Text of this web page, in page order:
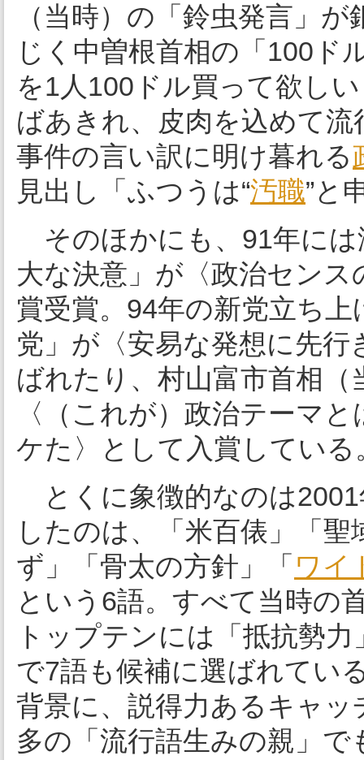
（当時）の「鈴虫発言」
じく中曽根首相の「100ド
を1人100ドル買って欲し
ばあきれ、皮肉を込めて
事件の言い訳に明け暮れる
見出し「ふつうは“汚職”と
そのほかにも、91年には
大な決意」が〈政治セン
賞受賞。94年の新党立ち
党」が〈安易な発想に先
ばれたり、村山富市首相
〈（これが）政治テーマ
ケた〉として入賞している
とくに象徴的なのは
したのは、「米百俵」「
ず」「骨太の方針」「 ワイ
という6語。すべて当時の
トップテンには「抵抗勢
で7語も候補に選ばれてい
背景に、説得力あるキャ
多の「流行語生みの親」